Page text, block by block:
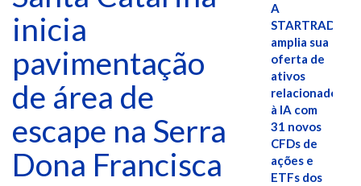
inicia
pavimentação
de área de
escape na Serra
Dona Francisca
A
STARTRADER
amplia sua
oferta de
ativos
relacionados
à IA com
31 novos
CFDs de
ações e
ETFs dos